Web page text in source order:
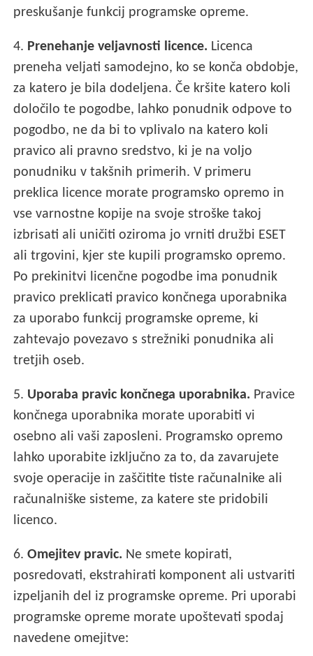
preskušanje funkcij programske opreme.
4. Prenehanje veljavnosti licence. Licenca
preneha veljati samodejno, ko se konča obdobje,
za katero je bila dodeljena. Če kršite katero koli
določilo te pogodbe, lahko ponudnik odpove to
pogodbo, ne da bi to vplivalo na katero koli
pravico ali pravno sredstvo, ki je na voljo
ponudniku v takšnih primerih. V primeru
preklica licence morate programsko opremo in
vse varnostne kopije na svoje stroške takoj
izbrisati ali uničiti oziroma jo vrniti družbi ESET
ali trgovini, kjer ste kupili programsko opremo.
Po prekinitvi licenčne pogodbe ima ponudnik
pravico preklicati pravico končnega uporabnika
za uporabo funkcij programske opreme, ki
zahtevajo povezavo s strežniki ponudnika ali
tretjih oseb.
5. Uporaba pravic končnega uporabnika. Pravice
končnega uporabnika morate uporabiti vi
osebno ali vaši zaposleni. Programsko opremo
lahko uporabite izključno za to, da zavarujete
svoje operacije in zaščitite tiste računalnike ali
računalniške sisteme, za katere ste pridobili
licenco.
6.Omejitev pravic. Ne smete kopirati,
posredovati, ekstrahirati komponent ali ustvariti
izpeljanih del iz programske opreme. Pri uporabi
programske opreme morate upoštevati spodaj
navedene omejitve: